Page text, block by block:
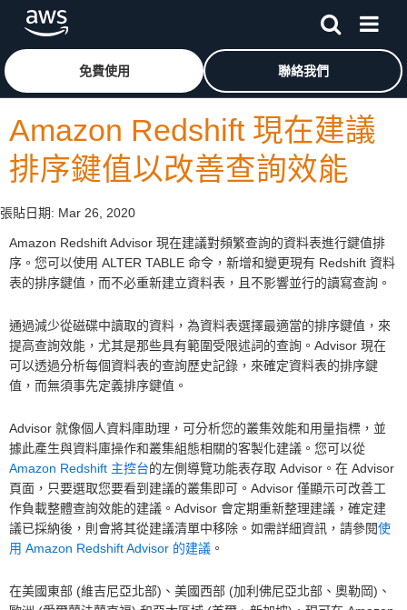
跳至主要內容按一下這裡可返回 Amazon Web Services 首頁
免費使用 聯絡我們
Amazon Redshift 現在建議
排序鍵值以改善查詢效能
張貼日期: Mar 26, 2020
Amazon Redshift Advisor 現在建議對頻繁查詢的資料表進行鍵值排
序。您可以使用 ALTER TABLE 命令，新增和變更現有 Redshift 資料
表的排序鍵值，而不必重新建立資料表，且不影響並行的讀寫查詢。
通過減少從磁碟中讀取的資料，為資料表選擇最適當的排序鍵值，來
提高查詢效能，尤其是那些具有範圍受限述詞的查詢。Advisor 現在
可以透過分析每個資料表的查詢歷史記錄，來確定資料表的排序鍵
值，而無須事先定義排序鍵值。
Advisor 就像個人資料庫助理，可分析您的叢集效能和用量指標，並
據此產生與資料庫操作和叢集組態相關的客製化建議。您可以從
Amazon Redshift 主控台的左側導覽功能表存取 Advisor。在 Advisor
頁面，只要選取您要看到建議的叢集即可。Advisor 僅顯示可改善工
作負載整體查詢效能的建議。Advisor 會定期重新整理建議，確定建
議已採納後，則會將其從建議清單中移除。如需詳細資訊，請參閱使
用 Amazon Redshift Advisor 的建議 。
在美國東部 (維吉尼亞北部)、美國西部 (加利佛尼亞北部、奧勒岡)、